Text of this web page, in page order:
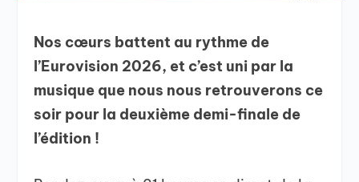
Nos cœurs battent au rythme de
l’Eurovision 2026, et c’est uni par la
musique que nous nous retrouverons ce
soir pour la deuxième demi-finale de
l’édition !